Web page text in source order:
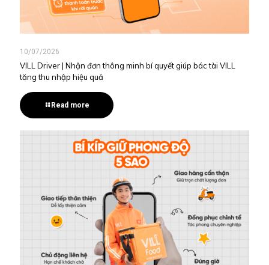
10/07/2026
VILL Driver | Nhận đơn thông minh bí quyết giúp bác tài VILL
tăng thu nhập hiệu quả
Read more